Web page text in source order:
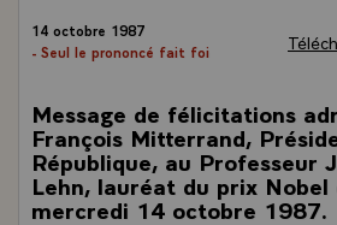
14 octobre 1987
- Seul le prononcé fait foi
Message de félicitations
François Mitterrand,
République, au Professeur
Lehn, lauréat du prix Nobel
mercredi 14 octobre 1987.